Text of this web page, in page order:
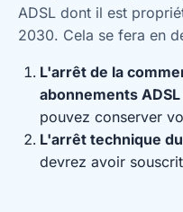
ADSL dont il est
2030. Cela se fera en
L'arrêt de la
abonnements ADSL
pouvez conserver
L'arrêt technique
devrez avoir